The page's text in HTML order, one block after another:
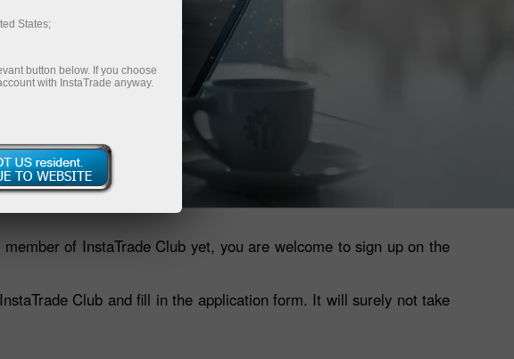
ม
of InstaTrade Club yet, you are welcome to sign up on the
Club and fill in the application form. It will surely not take
States;
button below. If you choose
with InstaTrade anyway.